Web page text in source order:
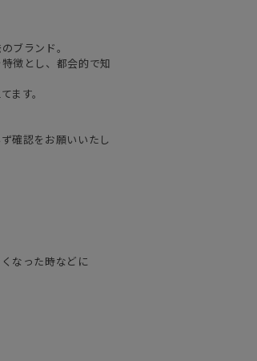
ブランド。
徴とし、都会的で知
ます。
確認をお願いいたし
なった時などに